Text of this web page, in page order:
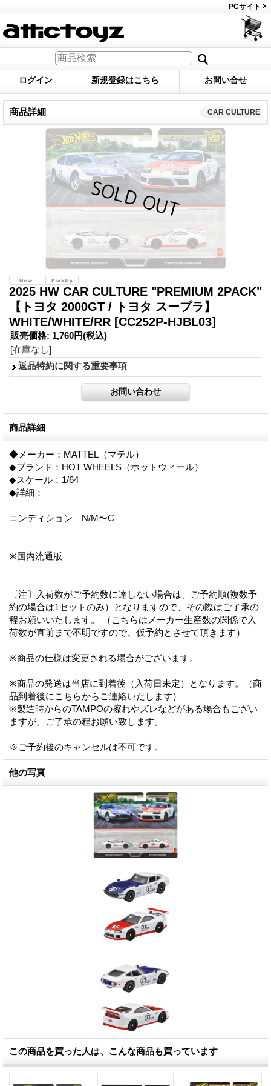
PCサイト
ログイン 新規登録はこちら お問い合せ
商品詳細 CAR CULTURE
2025 HW CAR CULTURE "PREMIUM 2PACK"
【トヨタ 2000GT / トヨタ スープラ】
WHITE/WHITE/RR [CC252P-HJBL03]
販売価格: 1,760円(税込)
[在庫なし]
返品特約に関する重要事項
商品詳細
◆メーカー：MATTEL（マテル）
◆ブランド：HOT WHEELS（ホットウィール）
◆スケール：1/64
◆詳細：
コンディション N/M〜C
※国内流通版
〔注〕入荷数がご予約数に達しない場合は、ご予約順(複数予
約の場合は1セットのみ）となりますので、その際はご了承の
程お願いいたします。 （こちらはメーカー生産数の関係で入
荷数が直前まで不明ですので、仮予約とさせて頂きます）
※商品の仕様は変更される場合がございます。
※商品の発送は当店に到着後（入荷日未定）となります。（商
品到着後にこちらからご連絡いたします）
※製造時からのTAMPOの擦れやズレなどがある場合もござい
ますが、ご了承の程お願い致します。
※ご予約後のキャンセルは不可です。
他の写真
この商品を買った人は、こんな商品も買っています